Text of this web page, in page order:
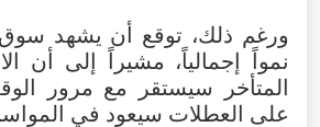
ورغم ذلك، توقع أن يشهد سوق
نمواً
إجمالياً، مشيراً إلى أن
المتأخر
سيستقر مع مرور
على العطلات سيعود في